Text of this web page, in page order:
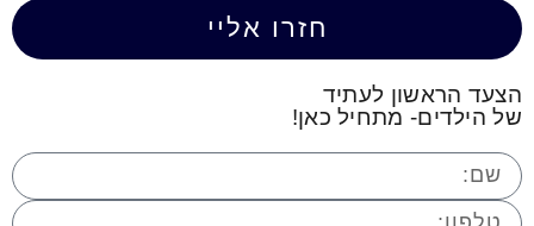
חזרו אליי
הצעד הראשון לעתיד
של הילדים- מתחיל כאן!